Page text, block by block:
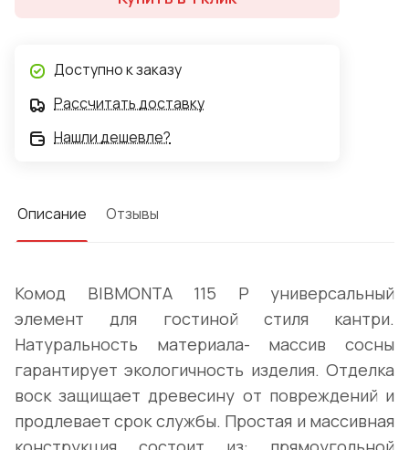
Доступно к заказу
Рассчитать доставку
Нашли дешевле?
Описание Отзывы
Комод BIBMONTA 115 Р универсальный
элемент для гостиной стиля кантри.
Натуральность материала- массив сосны
гарантирует экологичность изделия. Отделка
воск защищает древесину от повреждений и
продлевает срок службы. Простая и массивная